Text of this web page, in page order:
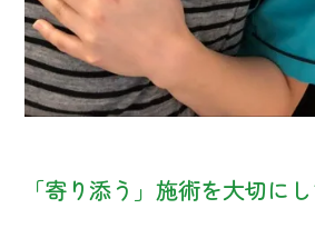
「寄り添う」施術を大切に